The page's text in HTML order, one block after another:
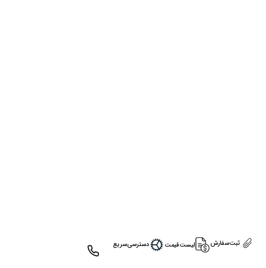
ثبت‌سفارش لیست‌قیمت دسترسی‌سریع